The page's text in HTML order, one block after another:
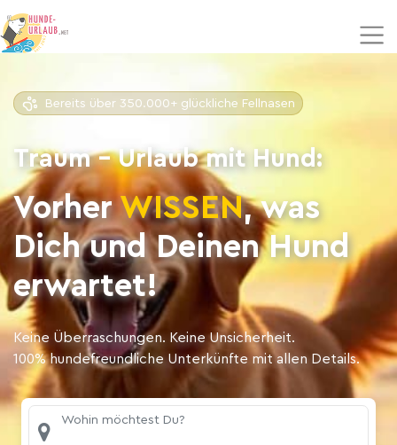
Bereits über 350.000+ glückliche Fellnasen
Traum - Urlaub mit Hund:
VorherWISSEN, was
Dich und Deinen Hund
erwartet!
Keine Überraschungen. Keine Unsicherheit.
100% hundefreundliche Unterkünfte mit allen Details.
Wohin möchtest Du?